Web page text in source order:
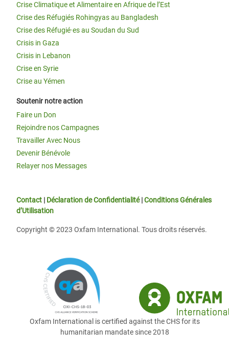
Crise Climatique et Alimentaire en Afrique de l’Est
Crise des Réfugiés Rohingyas au Bangladesh
Crise des Réfugié·es au Soudan du Sud
Crisis in Gaza
Crisis in Lebanon
Crise en Syrie
Crise au Yémen
Soutenir notre action
Faire un Don
Rejoindre nos Campagnes
Travailler Avec Nous
Devenir Bénévole
Relayer nos Messages
Contact | Déclaration de Confidentialité|Conditions Générales
d’Utilisation
Copyright © 2023 Oxfam International. Tous droits réservés.
Oxfam International is certified against the CHS for its
humanitarian mandate since 2018